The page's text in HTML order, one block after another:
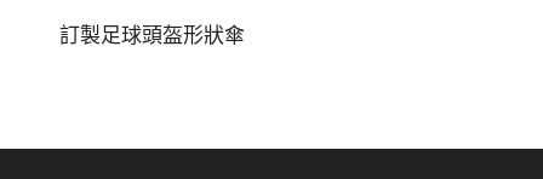
訂製足球頭盔形狀傘